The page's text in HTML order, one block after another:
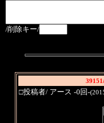
/削除キー/
39151
□投稿者/ アース -0回-